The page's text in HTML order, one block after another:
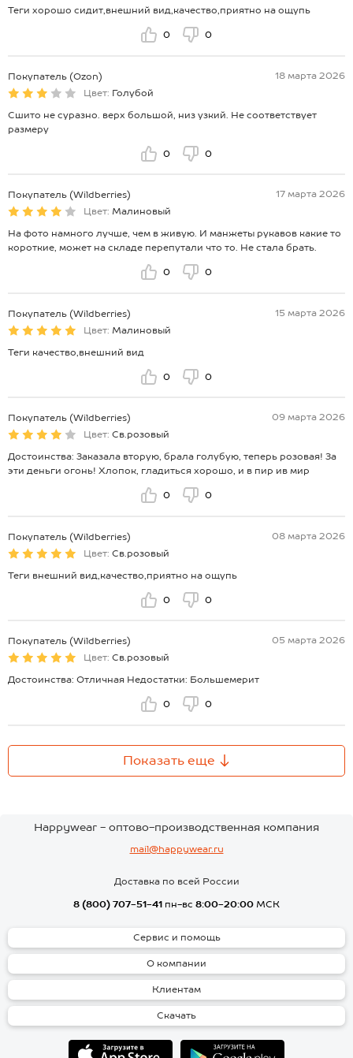
Теги хорошо сидит,внешний вид,качество,приятно на ощупь
0 0
Покупатель (Ozon)
18 марта 2026
Цвет: Голубой
Сшито не суразно. верх большой, низ узкий. Не соответствует
размеру
0 0
Покупатель (Wildberries)
17 марта 2026
Цвет: Малиновый
На фото намного лучше, чем в живую. И манжеты рукавов какие то
короткие, может на складе перепутали что то. Не стала брать.
0 0
Покупатель (Wildberries)
15 марта 2026
Цвет: Малиновый
Теги качество,внешний вид
0 0
Покупатель (Wildberries)
09 марта 2026
Цвет: Св.розовый
Достоинства: Заказала вторую, брала голубую, теперь розовая! За
эти деньги огонь! Хлопок, гладиться хорошо, и в пир ив мир
0 0
Покупатель (Wildberries)
08 марта 2026
Цвет: Св.розовый
Теги внешний вид,качество,приятно на ощупь
0 0
Покупатель (Wildberries)
05 марта 2026
Цвет: Св.розовый
Достоинства: Отличная Недостатки: Большемерит
0 0
Показать еще
Happywear - оптово-производственная компания
mail@happywear.ru
Доставка по всей России
8 (800) 707-51-41 пн-вс 8:00-20:00 МСК
Сервис и помощь
О компании
Клиентам
Скачать